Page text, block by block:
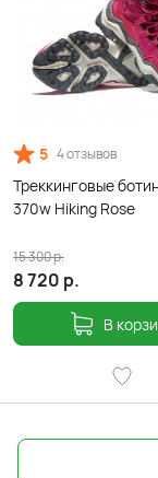
5 4 отзывов
Треккинговые
370w Hiking Rose
8 720 р.
15 300р.
В